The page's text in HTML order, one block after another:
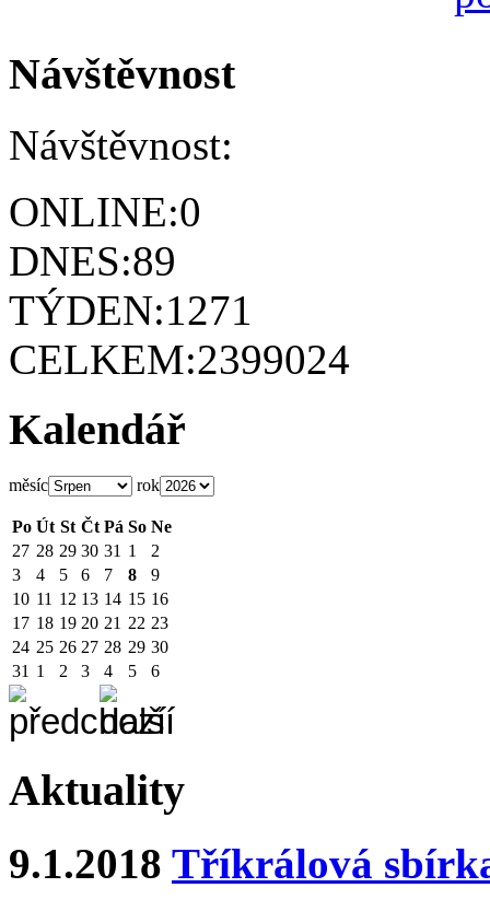
Návštěvnost
Návštěvnost:
ONLINE:0
DNES:89
TÝDEN:1271
CELKEM:2399024
Kalendář
měsíc rok
Po Út St Čt Pá So Ne
27 28 29 30 31 1
2
3
4 5 6 7 8
9
10 11 12 13 14 15 16
17 18 19 20 21 22 23
24 25 26 27 28 29 30
31 1 2 3 4 5 6
Aktuality
9.1.2018 Tříkrálová